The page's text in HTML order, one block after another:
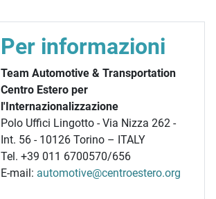
Per informazioni
Team Automotive & Transportation
Centro Estero per
l'Internazionalizzazione
Polo Uffici Lingotto - Via Nizza 262 -
Int. 56 - 10126 Torino – ITALY
Tel. +39 011 6700570/656
E-mail: automotive@centroestero.org